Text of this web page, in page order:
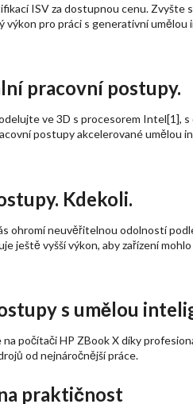
ISV za dostupnou cenu.
pro práci s generativní
pracovní postupy.
ve 3D s procesorem Intel[1],
postupy akcelerované umělou
Kdekoli.
ohromí neuvěřitelnou odolností
ještě vyšší výkon, aby zařízení
s umělou
počítači HP ZBook X díky
od nejnáročnější práce.
praktičnost